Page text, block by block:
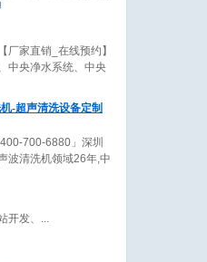
音乐制作、混音、编
厂家直销_在线预约】
中央净水系统、中央
体，技术专业，产品
询！
-超声清洗设备定制
700-6880」深圳
波清洗机领域26年,中
应各类家用.工业超声
开发、